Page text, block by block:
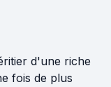
d'une riche
fois de plus